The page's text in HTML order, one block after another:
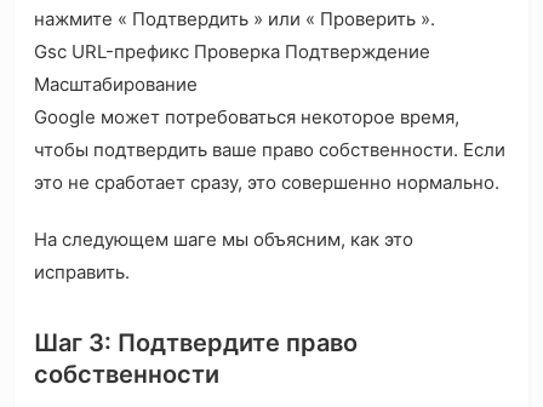
нажмите « Подтвердить » или « Проверить ».
Gsc URL-префикс Проверка Подтверждение
Масштабирование
Google может потребоваться некоторое время,
чтобы подтвердить ваше право собственности. Если
это не сработает сразу, это совершенно нормально.
На следующем шаге мы объясним, как это
исправить.
Шаг 3: Подтвердите право
собственности